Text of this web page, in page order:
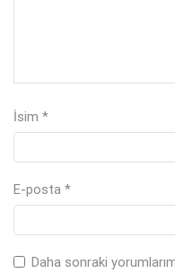
İsim *
E-posta *
Daha sonraki